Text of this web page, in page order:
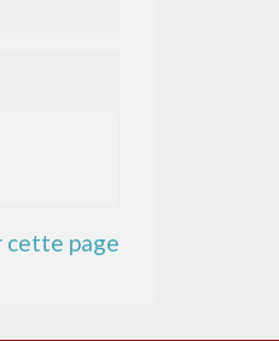
cette page